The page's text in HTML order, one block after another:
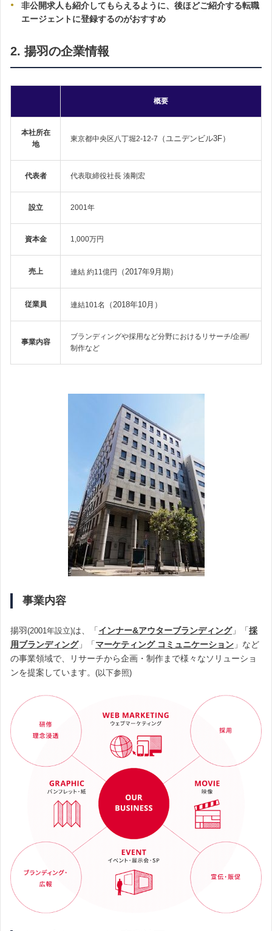
非公開求人も紹介してもらえるように、後ほどご紹介する転職
エージェントに登録するのがおすすめ
2. 揚羽の企業情報
概要
本社所在
地
東京都中央区八丁堀2-12-7 （ユニデンビル3F）
代表者 代表取締役社長 湊剛宏
設立 2001年
資本金 1,000万円
売上 連結 約11億円 （2017年9月期）
従業員 連結101名 （2018年10月）
事業内容
ブランディングや採用など分野におけるリサーチ/企画/
制作など
事業内容
揚羽(2001年設立)は、「インナー&アウターブランディング」「採
用ブランディング」「マーケティング コミュニケーション 」など
の事業領域で、リサーチから企画・制作まで様々なソリューショ
ンを提案しています。 (以下参照)